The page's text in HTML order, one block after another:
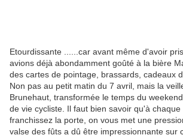
Etourdissante ......car avant même d'avoir
avions déjà abondamment goûté à la bière
des cartes de pointage, brassards, cadeaux
Non pas au petit matin du 7 avril, mais la
Brunehaut, transformée le temps du
de vie cycliste. Il faut bien savoir qu'à
franchissez la porte, on vous met une
valse des fûts a dû être impressionnante sur